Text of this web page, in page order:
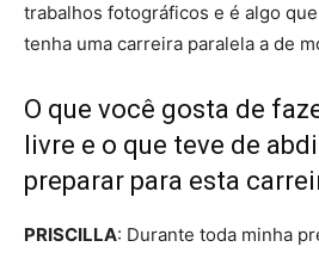
trabalhos fotográficos e é algo
tenha uma carreira paralela a de
O que você gosta de
livre e o que teve de
preparar para esta
PRISCILLA: Durante toda minha